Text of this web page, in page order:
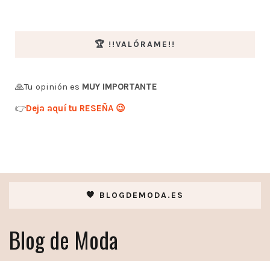
🏆 !!VALÓRAME!!
🙏Tu opinión es MUY IMPORTANTE
👉Deja aquí tu RESEÑA 😉
🧡 BLOGDEMODA.ES
Blog de Moda